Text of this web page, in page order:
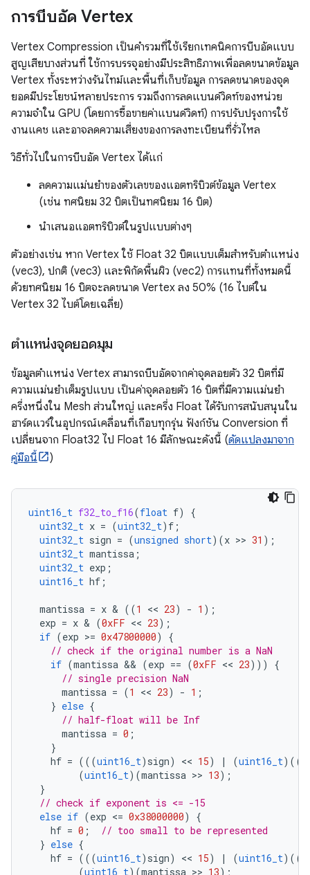
การบีบอัด Vertex
Vertex Compression เป็นคำรวมที่ใช้เรียกเทคนิคการบีบอัดแบบ
สูญเสียบางส่วนที่ ใช้การบรรจุอย่างมีประสิทธิภาพเพื่อลดขนาดข้อมูล
Vertex ทั้งระหว่างรันไทม์และพื้นที่เก็บข้อมูล การลดขนาดของจุด
ยอดมีประโยชน์หลายประการ รวมถึงการลดแบนด์วิดท์ของหน่วย
ความจำใน GPU (โดยการซื้อขายค่าแบนด์วิดท์) การปรับปรุงการใช้
งานแคช และอาจลดความเสี่ยงของการลงทะเบียนที่รั่วไหล
วิธีทั่วไปในการบีบอัด Vertex ได้แก่
ลดความแม่นยำของตัวเลขของแอตทริบิวต์ข้อมูล Vertex
(เช่น ทศนิยม 32 บิตเป็นทศนิยม 16 บิต)
นำเสนอแอตทริบิวต์ในรูปแบบต่างๆ
ตัวอย่างเช่น หาก Vertex ใช้ Float 32 บิตแบบเต็มสำหรับตำแหน่ง
(vec3), ปกติ (vec3) และพิกัดพื้นผิว (vec2) การแทนที่ทั้งหมดนี้
ด้วยทศนิยม 16 บิตจะลดขนาด Vertex ลง 50% (16 ไบต์ใน
Vertex 32 ไบต์โดยเฉลี่ย)
ตำแหน่งจุดยอดมุม
ข้อมูลตำแหน่ง Vertex สามารถบีบอัดจากค่าจุดลอยตัว 32 บิตที่มี
ความแม่นยำเต็มรูปแบบ เป็นค่าจุดลอยตัว 16 บิตที่มีความแม่นยำ
ครึ่งหนึ่งใน Mesh ส่วนใหญ่ และครึ่ง Float ได้รับการสนับสนุนใน
ฮาร์ดแวร์ในอุปกรณ์เคลื่อนที่เกือบทุกรุ่น ฟังก์ชัน Conversion ที่
เปลี่ยนจาก Float32 ไป Float 16 มีลักษณะดังนี้ (ดัดแปลงมาจาก
คู่มือนี้
)
uint16_t f32_to_f16(float f)
{
uint32_t x = (uint32_t) f ;
uint32_t sign = (unsigned short)(x >> 31 );
uint32_t mantissa ;
uint32_t exp ;
uint16_t hf ;
mantissa = x & ((1 << 23) - 1 );
exp = x & (0xFF << 23);
if (exp >= 0x47800000)
{
// check if the original number is a NaN
if (mantissa && (exp == (0xFF << 23)))
{
// single precision NaN
mantissa = (1 << 23) - 1 ;
} else {
// half-float will be Inf
mantissa = 0 ;
}
hf = (((uint16_t) sign) << 15) | (uint16_t)((
(uint16_t)(mantissa >> 13);
}
// check if exponent is <= -15
else if (exp <= 0x38000000)
{
hf = 0 ;
// too small to be represented
} else {
hf = (((uint16_t) sign) << 15) | (uint16_t)((
(uint16_t)(mantissa >> 13);